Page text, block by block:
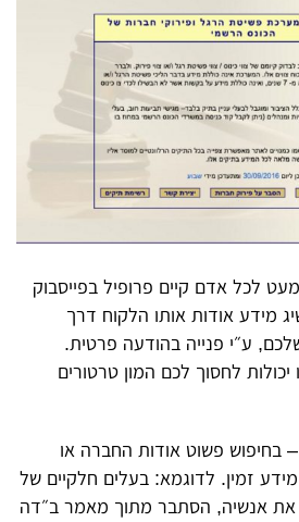
לכל אדם קיים פרופיל בפייסבוק
מידע אודות אותו הלקוח דרך
ע״י פנייה בהודעה פרטית.
לחסוך לכם המון טרטורים
בחיפוש פשוט אודות החברה או
זמין. לדוגמא: בעלים חלקיים של
אנשיה, הסתבר מתוך מאמר ב״דה